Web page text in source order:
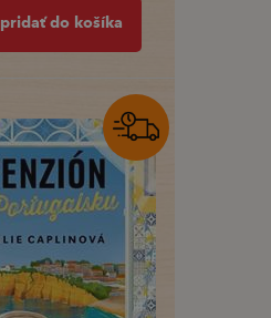
pridať do košíka